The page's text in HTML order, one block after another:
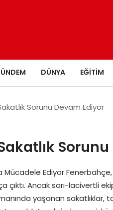
DÜNYA EĞITIM
Sorunu Devam Ediyor
Mücadele Ediyor
çıktı. Ancak sarı-lacivertli
yaşanan sakatlıklar,